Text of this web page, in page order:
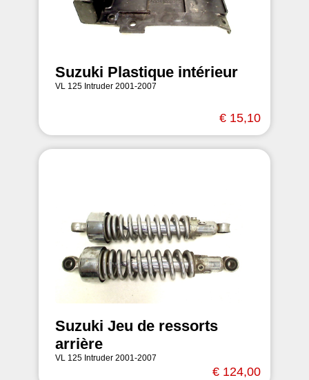
Suzuki Plastique intérieur
VL 125 Intruder 2001-2007
€ 15,10
Suzuki Jeu de ressorts
arrière
VL 125 Intruder 2001-2007
€ 124,00